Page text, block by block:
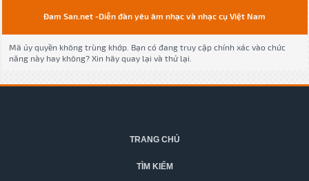
Đam San.net -Diễn đàn yêu âm nhạc và nhạc cụ Việt Nam
Mã ủy quyền không trùng khớp. Bạn có đang truy cập chính xác vào chức
năng này hay không? Xin hãy quay lại và thử lại.
TRANG CHỦ
TÌM KIẾM